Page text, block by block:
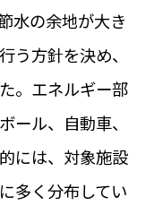
う時に
ブル
#コスメ
ージュ
#おでかけ
水の余地が大き
う方針を決め、
。エネルギー部
ール、自動車、
には、対象施設
多く分布してい